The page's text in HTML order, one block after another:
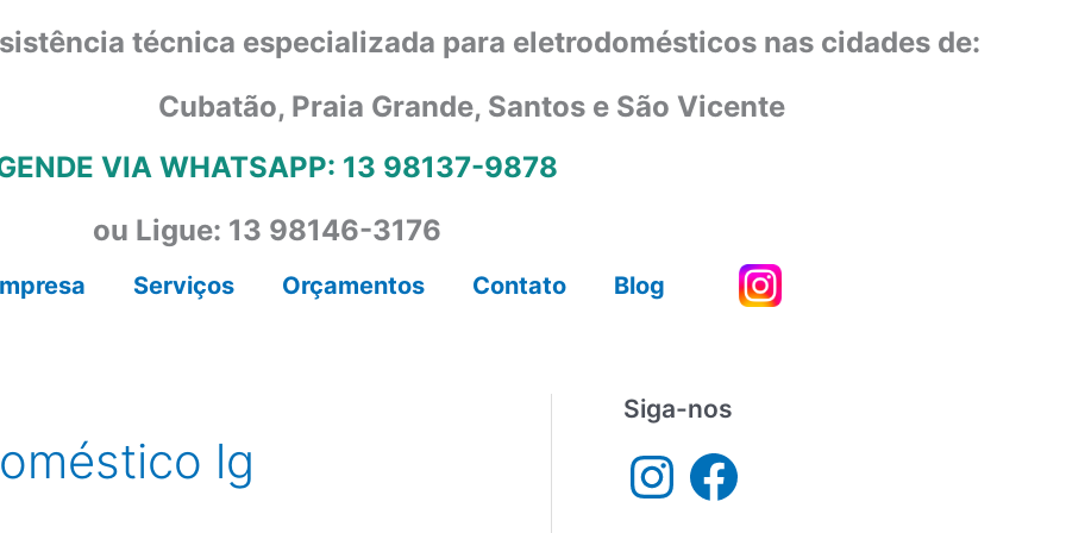
técnica especializada para eletrodomésticos nas cidades de:
Cubatão, Praia Grande, Santos e São Vicente
VIA WHATSAPP: 13 98137-9878
ou Ligue: 13 98146-3176
Serviços Orçamentos Contato Blog
lg
Siga-nos
n
s
a
c